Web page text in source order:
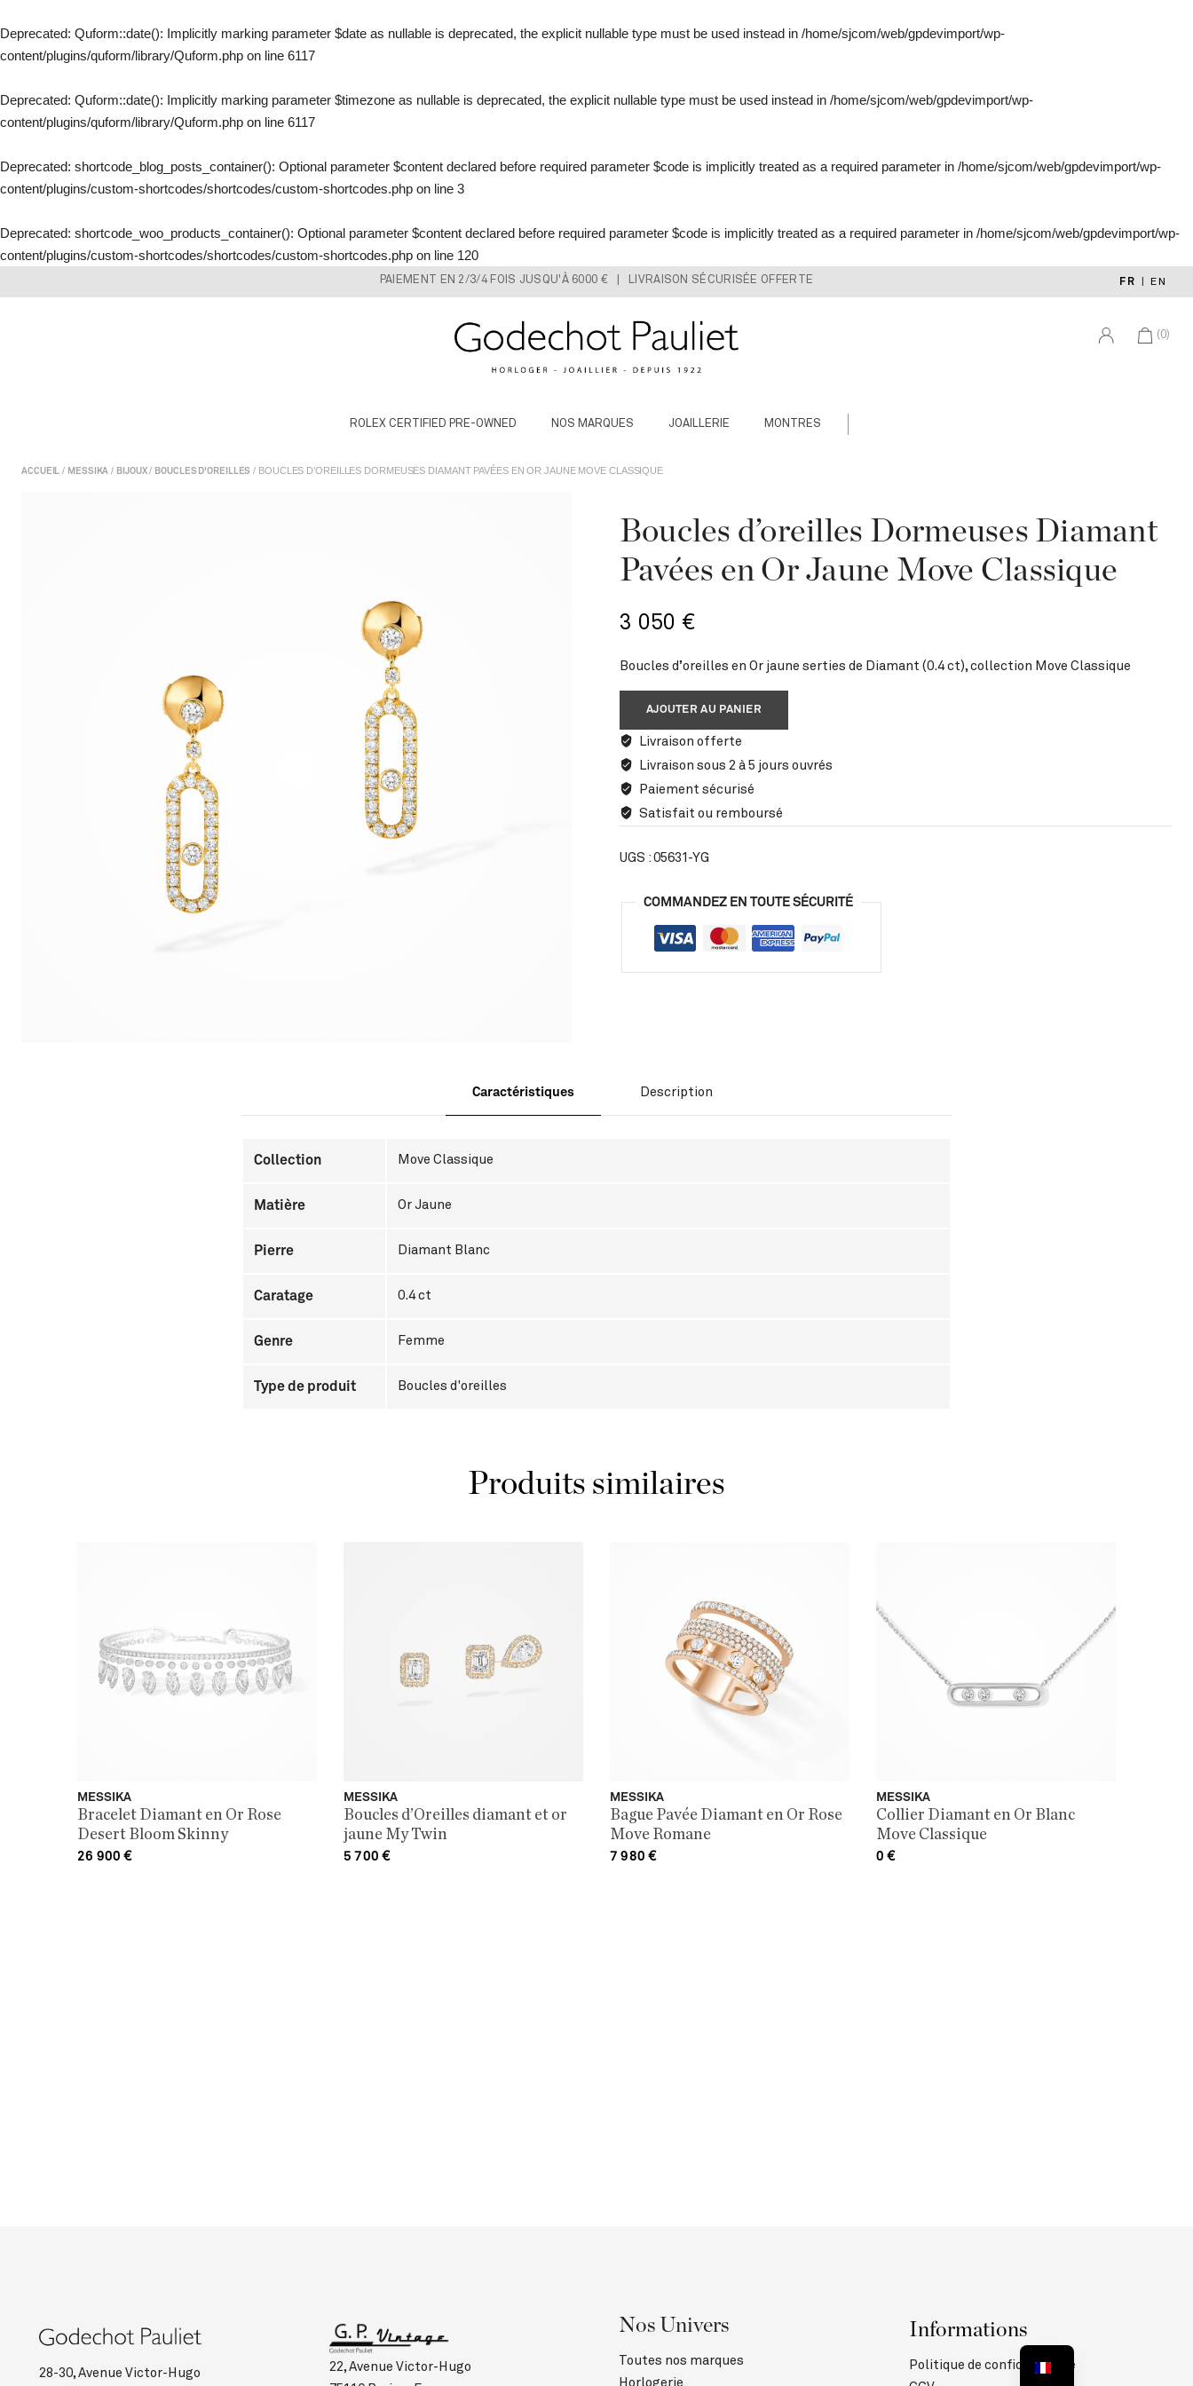
Deprecated: Quform::date(): Implicitly marking parameter $date as nullable is deprecated, the explicit nullable type must be used instead in /home/sjcom/web/gpdevimport/wp-
content/plugins/quform/library/Quform.php on line 6117
Deprecated: Quform::date(): Implicitly marking parameter $timezone as nullable is deprecated, the explicit nullable type must be used instead in /home/sjcom/web/gpdevimport/wp-
content/plugins/quform/library/Quform.php on line 6117
Deprecated: shortcode_blog_posts_container(): Optional parameter $content declared before required parameter $code is implicitly treated as a required parameter in /home/sjcom/web/gpdevimport/wp-
content/plugins/custom-shortcodes/shortcodes/custom-shortcodes.php on line 3
Deprecated: shortcode_woo_products_container(): Optional parameter $content declared before required parameter $code is implicitly treated as a required parameter in /home/sjcom/web/gpdevimport/wp-
content/plugins/custom-shortcodes/shortcodes/custom-shortcodes.php on line 120
to
PAIEMENT EN 2/3/4 FOIS JUSQU'À 6000 € | LIVRAISON SÉCURISÉE OFFERTE FR EN
(0)
ROLEX CERTIFIED PRE-OWNED NOS MARQUES JOAILLERIE MONTRES
ACCUEIL / MESSIKA / BIJOUX/ BOUCLES D'OREILLES / BOUCLES D’OREILLES DORMEUSES DIAMANT PAVÉES EN OR JAUNE MOVE CLASSIQUE
Boucles d’oreilles Dormeuses Diamant
Pavées en Or Jaune Move Classique
3 050 €
Boucles d’oreilles en Or jaune serties de Diamant (0.4 ct), collection Move Classique
AJOUTER AU PANIER
Livraison offerte
Livraison sous 2 à 5 jours ouvrés
Paiement sécurisé
Satisfait ou remboursé
UGS : 05631-YG
COMMANDEZ EN TOUTE SÉCURITÉ
Caractéristiques Description
Collection Move Classique
Matière Or Jaune
Pierre Diamant Blanc
Caratage 0.4 ct
Genre Femme
Type de produit Boucles d'oreilles
Produits similaires
Bracelet Diamant en Or Rose
Desert Bloom Skinny
MESSIKA
26 900€
Boucles d’Oreilles diamant et or
jaune My Twin
MESSIKA
5 700€
Bague Pavée Diamant en Or Rose
Move Romane
MESSIKA
7 980€
Collier Diamant en Or Blanc
Move Classique
MESSIKA
0€
28-30, Avenue Victor-Hugo
22, Avenue Victor-Hugo
Nos Univers
Toutes nos marques
Horlogerie
Informations
Politique de confidentialité